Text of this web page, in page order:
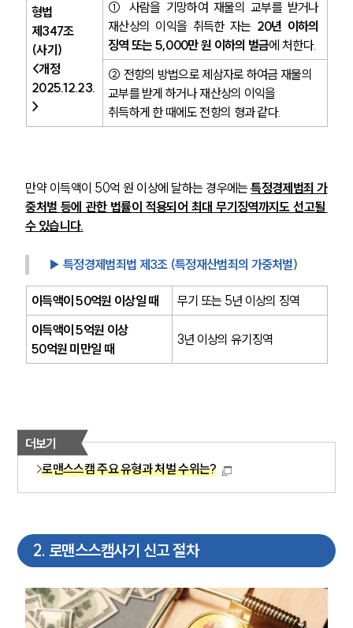
형법
제347조
(사기)
<개정
2025.12.23.
>
① 사람을 기망하여 재물의 교부를 받거나
재산상의 이익을 취득한 자는 20년 이하의
징역 또는 5,000만 원 이하의 벌금에 처한다.
② 전항의 방법으로 제삼자로 하여금 재물의
교부를 받게 하거나 재산상의 이익을
취득하게 한 때에도 전항의 형과 같다.
만약 이득액이 50억 원 이상에 달하는 경우에는 특정경제범죄 가
중처벌 등에 관한 법률이 적용되어 최대 무기징역까지도 선고될
수 있습니다.
▶ 특정경제범죄법 제3조 (특정재산범죄의 가중처벌)
이득액이 50억원 이상일 때
무기 또는 5년 이상의 징역
이득액이 5억원 이상
50억원 미만일 때
3년 이상의 유기징역
더보기
로맨스스캠 주요 유형과 처벌 수위는?
2. 로맨스스캠사기 신고 절차